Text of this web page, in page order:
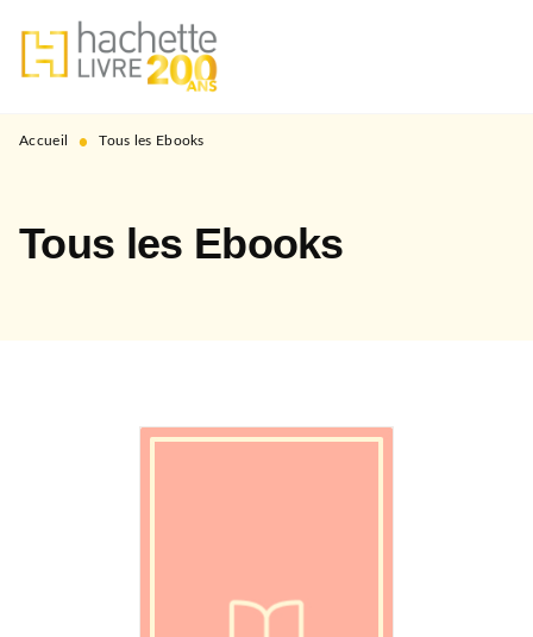
MENU RECHERCHE
PIED DE PAGE
Accueil • Tous les Ebooks
Tous les Ebooks